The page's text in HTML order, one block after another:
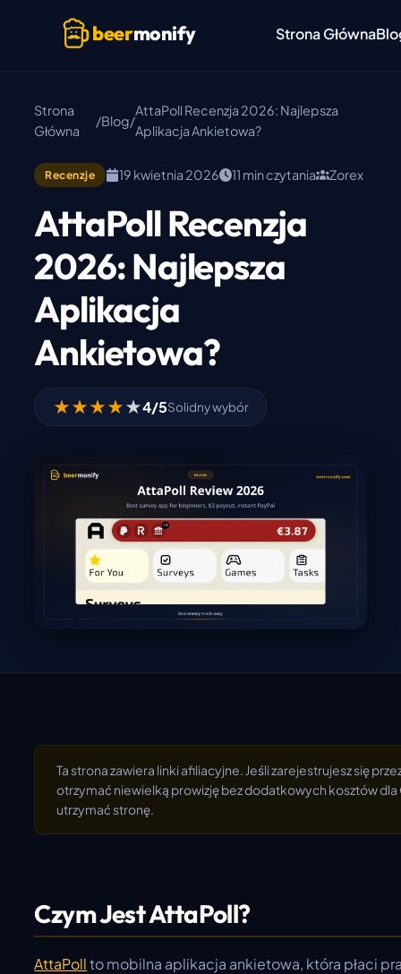
beermonify Strona Główna
Strona
Główna
/Blog/
AttaPoll Recenzja 2026: Najlepsza
Aplikacja Ankietowa?
Recenzje 19 kwietnia 2026 11 min czytania Zorex
AttaPoll Recenzja
2026: Najlepsza
Aplikacja
Ankietowa?
★★★★★4/5Solidny wybór
Ta strona zawiera linki afiliacyjne. Jeśli zarejestrujesz się
otrzymać niewielką prowizję bez dodatkowych kosztów
utrzymać stronę.
Czym Jest AttaPoll?
AttaPollto mobilna aplikacja ankietowa, która płaci